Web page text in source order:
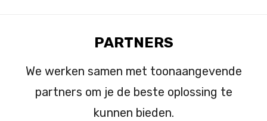
PARTNERS
We werken samen met toonaangevende
partners om je de beste oplossing te
kunnen bieden.